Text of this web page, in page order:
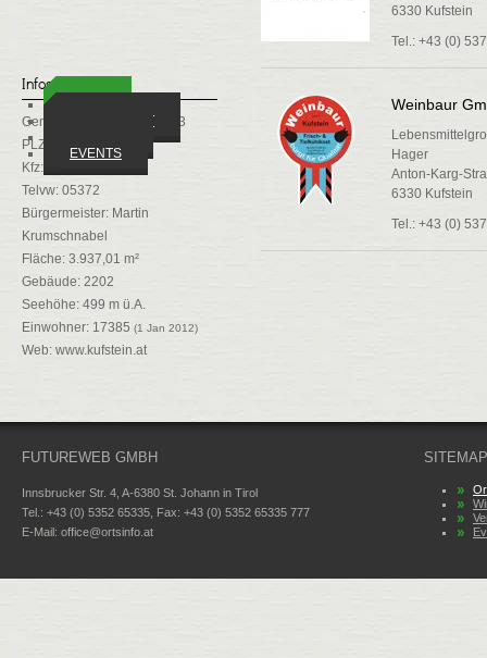
WIRTSCHAFT
EVENTS
Infos
Gemeindekennziffer: 70513
PLZ: 6330
Kfz: KU
Telvw: 05372
Bürgermeister: Martin
Krumschnabel
Fläche: 3.937,01 m²
Gebäude: 2202
Seehöhe: 499 m ü.A.
Einwohner: 17385 (1 Jan 2012)
Web: www.kufstein.at
6330 Kufstein
Tel.: +43 (0)
Weinbaur
Hager
Anton-Karg-
6330 Kufstein
Tel.: +43 (0)
FUTUREWEB GMBH
Innsbrucker Str. 4, A-6380 St. Johann in Tirol
Tel.: +43 (0) 5352 65335, Fax: +43 (0) 5352 65335 777
E-Mail: office@ortsinfo.at
SITEMAP